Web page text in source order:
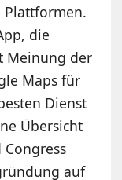
Plattformen.
die
Meinung der
Maps für
Dienst
Übersicht
auf